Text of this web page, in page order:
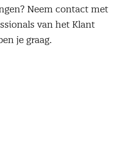
Neem contact met
van het Klant
je graag.